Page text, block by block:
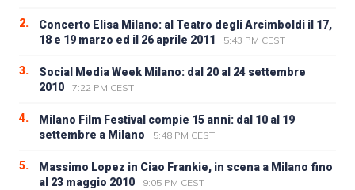
2.
Concerto Elisa Milano: al Teatro degli Arcimboldi il 17,
18 e 19 marzo ed il 26 aprile 2011
5:43 PM CEST
3.
Social Media Week Milano: dal 20 al 24 settembre
2010
7:22 PM CEST
4.
Milano Film Festival compie 15 anni: dal 10 al 19
settembre a Milano
5:48 PM CEST
5.
Massimo Lopez in Ciao Frankie, in scena a Milano fino
al 23 maggio 2010
9:05 PM CEST